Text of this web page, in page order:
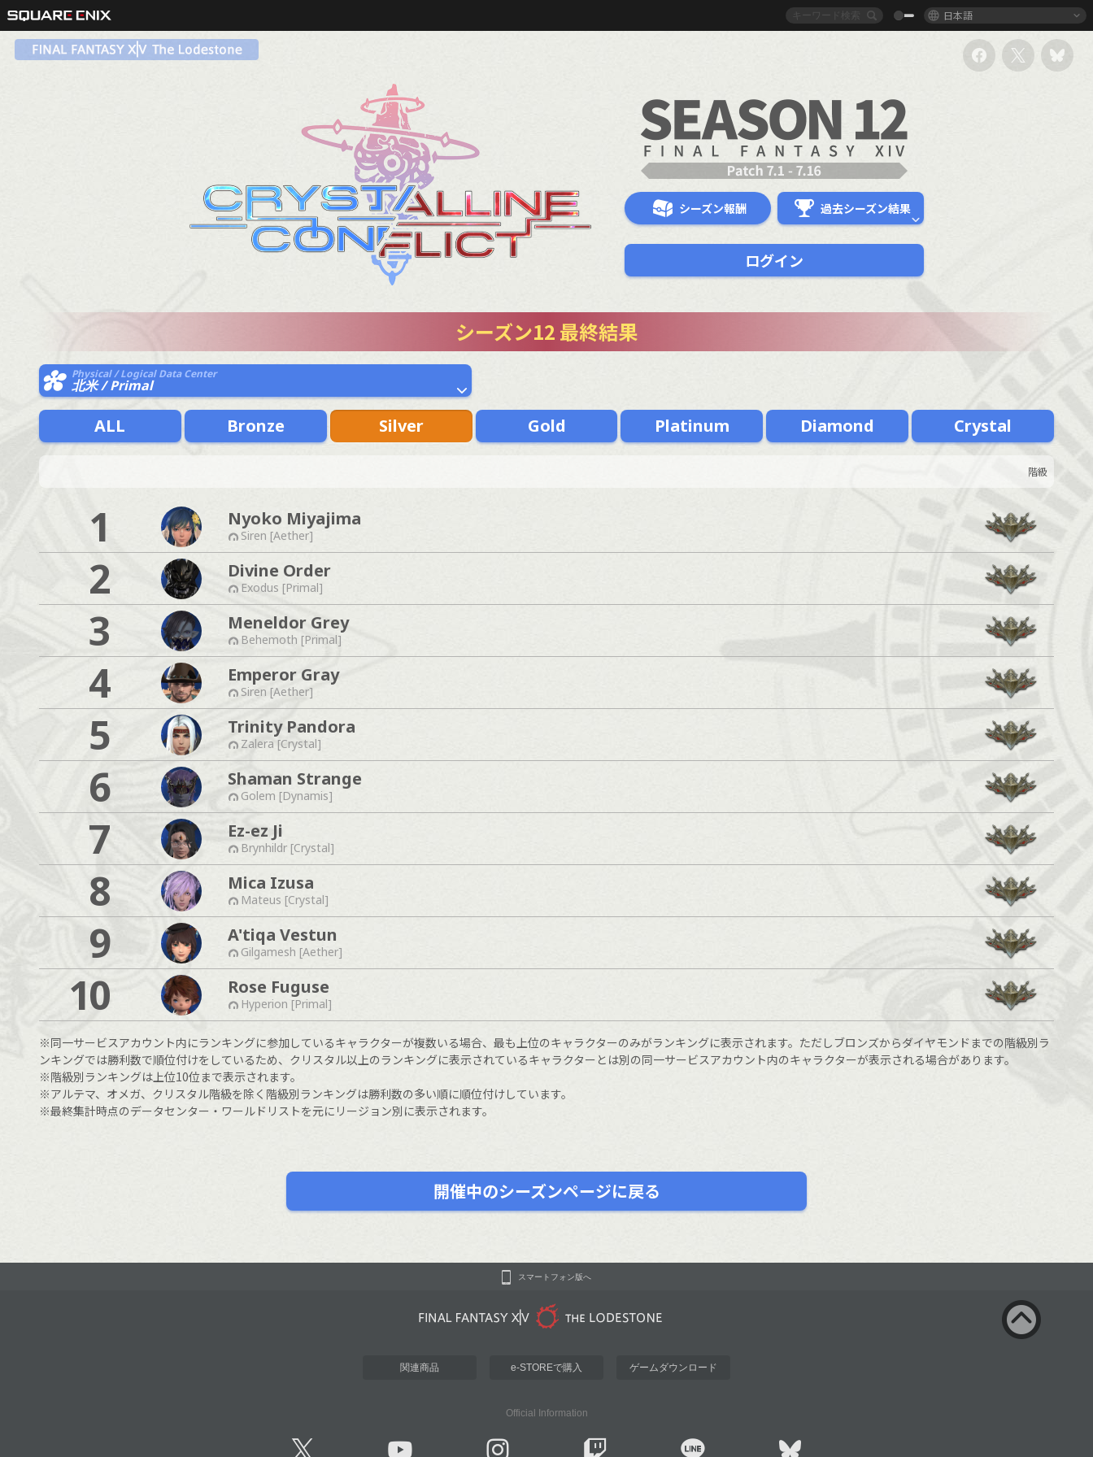
日本語
シーズン報酬 過去シーズン結果
ログイン
シーズン12 最終結果
Physical / Logical Data Center
北米 / Primal
ALL Bronze Silver Gold Platinum Diamond Crystal
階級
1 Nyoko Miyajima
Siren [Aether]
2 Divine Order
Exodus [Primal]
3 Meneldor Grey
Behemoth [Primal]
4 Emperor Gray
Siren [Aether]
5 Trinity Pandora
Zalera [Crystal]
6 Shaman Strange
Golem [Dynamis]
7 Ez-ez Ji
Brynhildr [Crystal]
8 Mica Izusa
Mateus [Crystal]
9 A'tiqa Vestun
Gilgamesh [Aether]
10 Rose Fuguse
Hyperion [Primal]
※同一サービスアカウント内にランキングに参加しているキャラクターが複数いる場合、最も上位のキャラクターのみがランキングに表示されます。ただしブロンズからダイヤモンドまでの階級別ラ
ンキングでは勝利数で順位付けをしているため、クリスタル以上のランキングに表示されているキャラクターとは別の同一サービスアカウント内のキャラクターが表示される場合があります。
※階級別ランキングは上位10位まで表示されます。
※アルテマ、オメガ、クリスタル階級を除く階級別ランキングは勝利数の多い順に順位付けしています。
※最終集計時点のデータセンター・ワールドリストを元にリージョン別に表示されます。
開催中のシーズンページに戻る
スマートフォン版へ
関連商品 e-STOREで購入 ゲームダウンロード
Official Information